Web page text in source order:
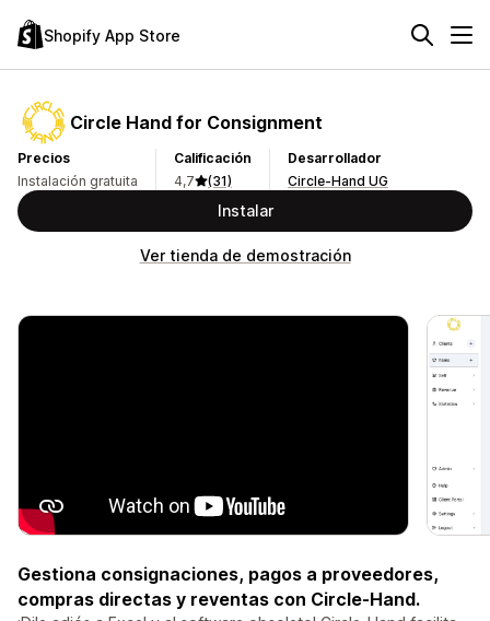
Shopify App Store
Circle Hand for Consignment
Precios
Instalación gratuita
Calificación
4,7
(31)
Desarrollador
Circle-Hand UG
Instalar
Ver tienda de demostración
Gestiona consignaciones, pagos a proveedores,
compras directas y reventas con Circle-Hand.